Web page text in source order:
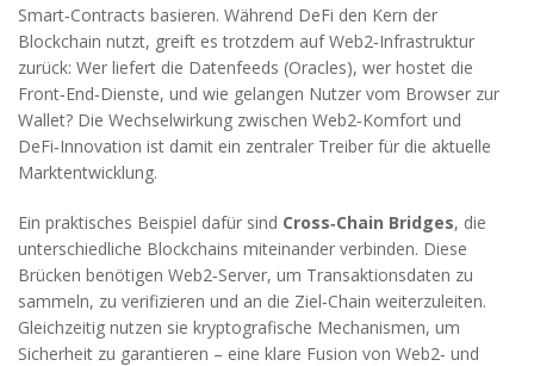
Smart‑Contracts basieren. Während DeFi den Kern der
Blockchain nutzt, greift es trotzdem auf Web2‑Infrastruktur
zurück: Wer liefert die Datenfeeds (Oracles), wer hostet die
Front‑End‑Dienste, und wie gelangen Nutzer vom Browser zur
Wallet? Die Wechselwirkung zwischen Web2‑Komfort und
DeFi‑Innovation ist damit ein zentraler Treiber für die aktuelle
Marktentwicklung.
Ein praktisches Beispiel dafür sind Cross‑Chain Bridges, die
unterschiedliche Blockchains miteinander verbinden. Diese
Brücken benötigen Web2‑Server, um Transaktionsdaten zu
sammeln, zu verifizieren und an die Ziel‑Chain weiterzuleiten.
Gleichzeitig nutzen sie kryptografische Mechanismen, um
Sicherheit zu garantieren – eine klare Fusion von Web2‑ und